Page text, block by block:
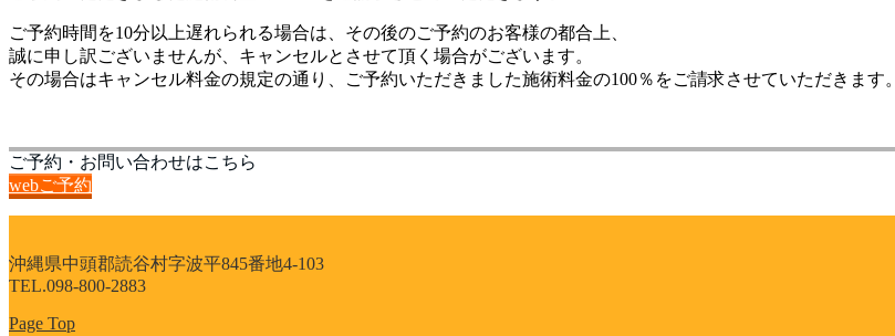
ご予約時間を10分以上遅れられる場合は、その後のご予約のお客様の都合上、
誠に申し訳ございませんが、キャンセルとさせて頂く場合がございます。
その場合はキャンセル料金の規定の通り、ご予約いただきました施術料金の100％をご請求させていただきます。
ご予約・お問い合わせはこちら
webご予約
沖縄県中頭郡読谷村字波平845番地4-103
TEL.098-800-2883
Page Top